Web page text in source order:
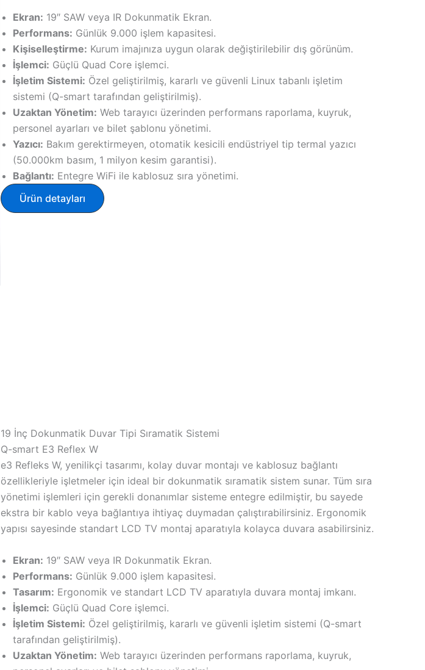
Ekran: 19″ SAW veya IR Dokunmatik Ekran.
Performans: Günlük 9.000 işlem kapasitesi.
Kişiselleştirme: Kurum imajınıza uygun olarak değiştirilebilir dış görünüm.
İşlemci: Güçlü Quad Core işlemci.
İşletim Sistemi: Özel geliştirilmiş, kararlı ve güvenli Linux tabanlı işletim
sistemi (Q-smart tarafından geliştirilmiş).
Uzaktan Yönetim: Web tarayıcı üzerinden performans raporlama, kuyruk,
personel ayarları ve bilet şablonu yönetimi.
Yazıcı: Bakım gerektirmeyen, otomatik kesicili endüstriyel tip termal yazıcı
(50.000km basım, 1 milyon kesim garantisi).
Bağlantı: Entegre WiFi ile kablosuz sıra yönetimi.
Ürün detayları
19 İnç Dokunmatik Duvar Tipi Sıramatik Sistemi
Q-smart E3 Reflex W
e3 Refleks W, yenilikçi tasarımı, kolay duvar montajı ve kablosuz bağlantı
özellikleriyle işletmeler için ideal bir dokunmatik sıramatik sistem sunar. Tüm sıra
yönetimi işlemleri için gerekli donanımlar sisteme entegre edilmiştir, bu sayede
ekstra bir kablo veya bağlantıya ihtiyaç duymadan çalıştırabilirsiniz. Ergonomik
yapısı sayesinde standart LCD TV montaj aparatıyla kolayca duvara asabilirsiniz.
Ekran: 19″ SAW veya IR Dokunmatik Ekran.
Performans: Günlük 9.000 işlem kapasitesi.
Tasarım: Ergonomik ve standart LCD TV aparatıyla duvara montaj imkanı.
İşlemci: Güçlü Quad Core işlemci.
İşletim Sistemi: Özel geliştirilmiş, kararlı ve güvenli işletim sistemi (Q-smart
tarafından geliştirilmiş).
Uzaktan Yönetim: Web tarayıcı üzerinden performans raporlama, kuyruk,